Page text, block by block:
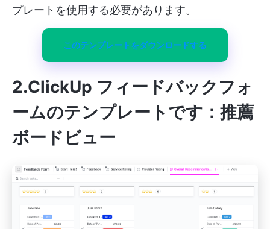
プレートを使用する必要があります。
このテンプレートをダウンロードする
2.ClickUp フィードバックフォ
ームのテンプレートです：推薦
ボードビュー